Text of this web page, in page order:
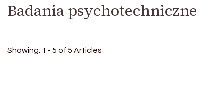
Badania psychotechniczne
Showing: 1 - 5 of 5 Articles